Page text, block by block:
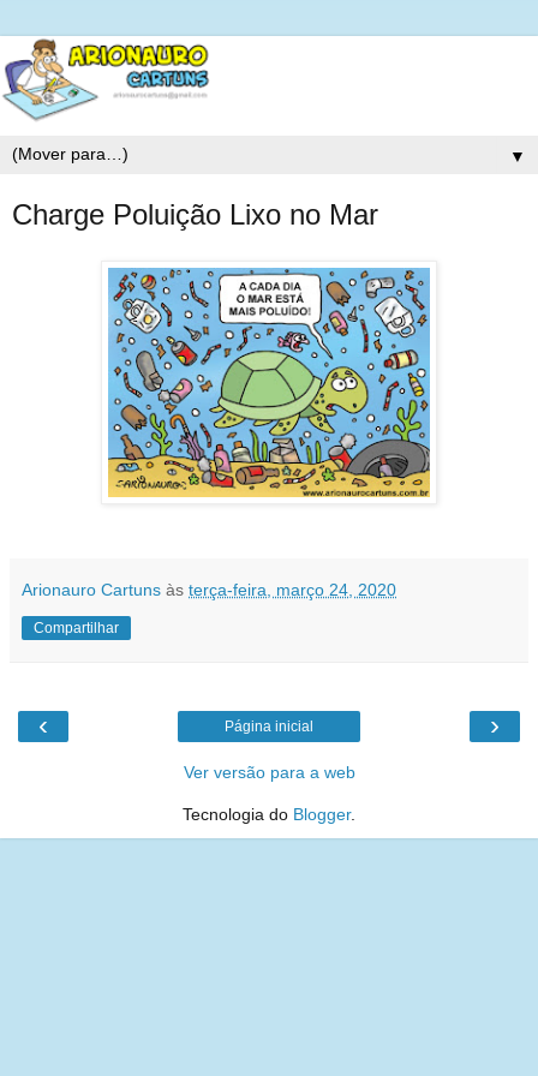
▼
Charge Poluição Lixo no Mar
Arionauro Cartuns às terça-feira, março 24, 2020
Compartilhar
‹ ›
Página inicial
Ver versão para a web
Tecnologia do Blogger.